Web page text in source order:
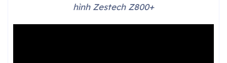
hình Zestech Z800+